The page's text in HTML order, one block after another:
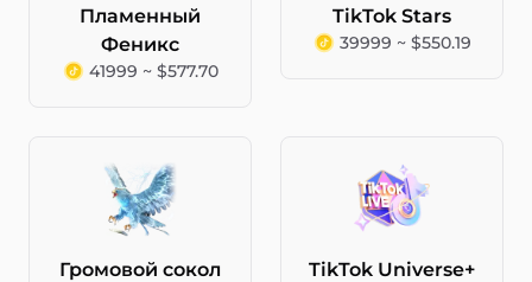
Пламенный
Феникс
41999 ~ $577.70
TikTok Stars
39999 ~ $550.19
Громовой сокол TikTok Universe+